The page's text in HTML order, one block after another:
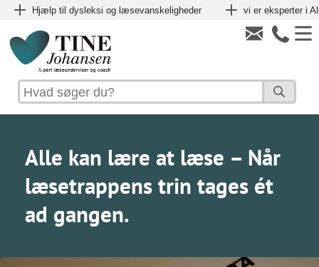
Hjælp til dysleksi og læsevanskeligheder vi er eksperter i
Alle kan lære at læse – Når
læsetrappens trin tages ét
ad gangen.